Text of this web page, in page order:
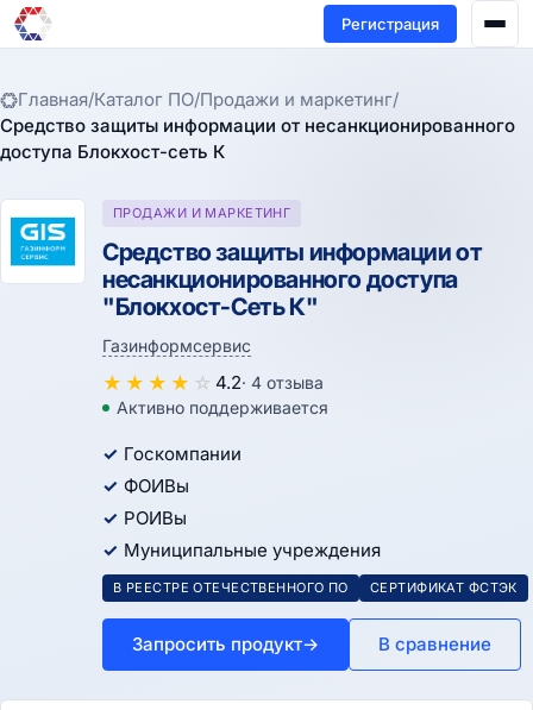
Регистрация
Главная/Каталог ПО/Продажи и маркетинг/
Средство защиты информации от несанкционированного
доступа Блокхост-сеть К
ПРОДАЖИ И МАРКЕТИНГ
Средство защиты информации от
несанкционированного доступа
"Блокхост-Сеть К"
Газинформсервис
★ ★ ★ ★ ☆ 4.2· 4 отзыва
Активно поддерживается
Госкомпании
ФОИВы
РОИВы
Муниципальные учреждения
В РЕЕСТРЕ ОТЕЧЕСТВЕННОГО ПО СЕРТИФИКАТ ФСТЭК
Запросить продукт→ В сравнение